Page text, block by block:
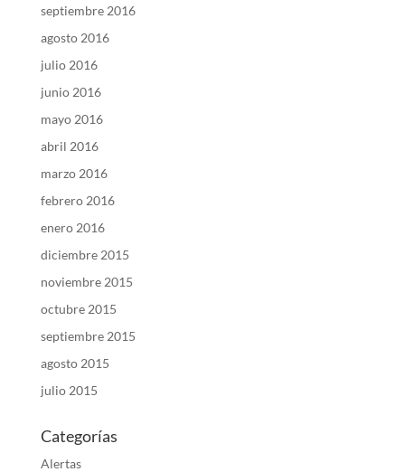
septiembre 2016
agosto 2016
julio 2016
junio 2016
mayo 2016
abril 2016
marzo 2016
febrero 2016
enero 2016
diciembre 2015
noviembre 2015
octubre 2015
septiembre 2015
agosto 2015
julio 2015
Categorías
Alertas